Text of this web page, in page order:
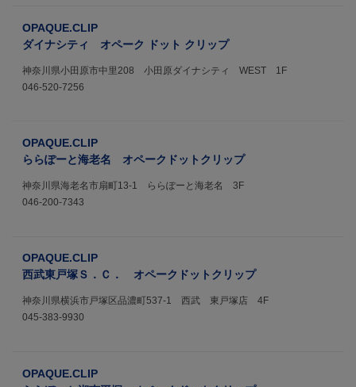
OPAQUE.CLIP
ダイナシティ オペーク ドット クリップ
神奈川県小田原市中里208 小田原ダイナシティ WEST 1F
046-520-7256
OPAQUE.CLIP
ららぽーと海老名 オペークドットクリップ
神奈川県海老名市扇町13-1 ららぽーと海老名 3F
046-200-7343
OPAQUE.CLIP
西武東戸塚Ｓ．Ｃ． オペークドットクリップ
神奈川県横浜市戸塚区品濃町537-1 西武 東戸塚店 4F
045-383-9930
OPAQUE.CLIP